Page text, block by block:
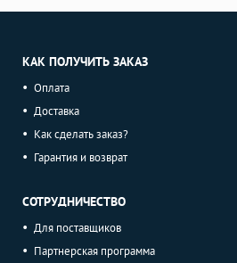
КАК ПОЛУЧИТЬ ЗАКАЗ
Оплата
Доставка
Как сделать заказ?
Гарантия и возврат
СОТРУДНИЧЕСТВО
Для поставщиков
Партнерская программа